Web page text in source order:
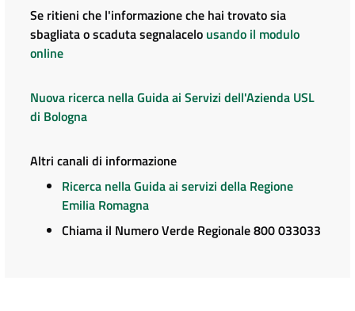
Se ritieni che l'informazione che hai trovato sia
sbagliata o scaduta segnalacelo usando il modulo
online
Nuova ricerca nella Guida ai Servizi dell'Azienda USL
di Bologna
Altri canali di informazione
Ricerca nella Guida ai servizi della Regione
Emilia Romagna
Chiama il Numero Verde Regionale 800 033033